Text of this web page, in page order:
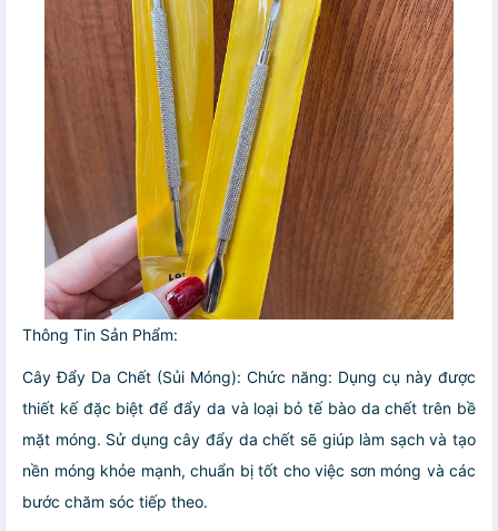
Thông Tin Sản Phẩm:
Cây Đẩy Da Chết (Sủi Móng): Chức năng: Dụng cụ này được
thiết kế đặc biệt để đẩy da và loại bỏ tế bào da chết trên bề
mặt móng. Sử dụng cây đẩy da chết sẽ giúp làm sạch và tạo
nền móng khỏe mạnh, chuẩn bị tốt cho việc sơn móng và các
bước chăm sóc tiếp theo.